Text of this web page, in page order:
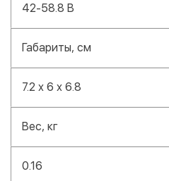
42-58.8 В
Габариты, см
7.2 х 6 х 6.8
Вес, кг
0.16